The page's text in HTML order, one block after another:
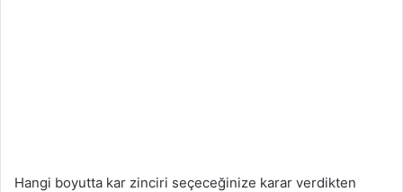
Hangi boyutta kar zinciri seçeceğinize karar verdikten